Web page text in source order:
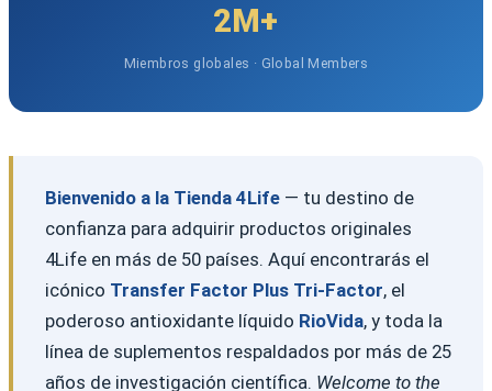
2M+
Miembros globales · Global Members
Bienvenido a la Tienda 4Life— tu destino de
confianza para adquirir productos originales
4Life en más de 50 países. Aquí encontrarás el
icónico Transfer Factor Plus Tri-Factor, el
poderoso antioxidante líquido RioVida, y toda la
línea de suplementos respaldados por más de 25
años de investigación científica. Welcome to the